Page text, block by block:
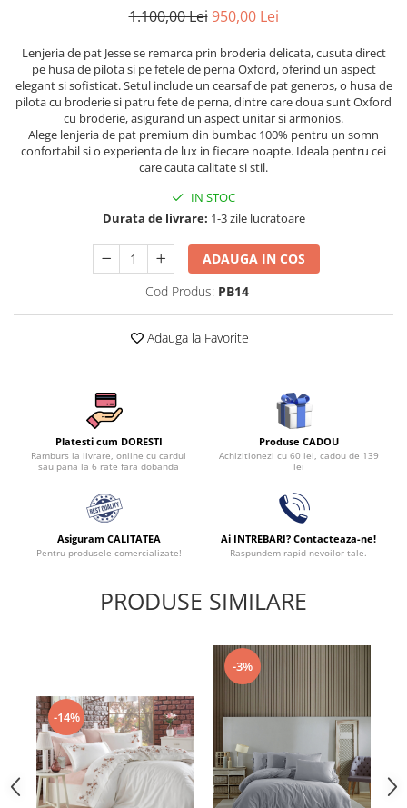
Piese, Cu Pilota Inclusa
Lenjerii De Pat Premium Collection
Set Lenjerie De Pat, 7 Piese, Cu
Pilota / Cuvertura Inclusa
Set Lenjerie De Pat Jacquard Regal,
11 Piese, Cuvertura Inclusa
Lenjerii Damasc Egiptean King Size
Lenjerii De Pat, Finet Premium, 1
Lenjerii De Pat Damasc 1 Persoana
Lenjerii De Pat, Imprimeu 3D, 1
1.100,00 Lei 950,00 Lei
Lenjeria de pat Jesse se remarca prin broderia delicata, cusuta direct
pe husa de pilota si pe fetele de perna Oxford, oferind un aspect
elegant si sofisticat. Setul include un cearsaf de pat generos, o husa de
pilota cu broderie si patru fete de perna, dintre care doua sunt Oxford
cu broderie, asigurand un aspect unitar si armonios.
Alege lenjeria de pat premium din bumbac 100% pentru un somn
confortabil si o experienta de lux in fiecare noapte. Ideala pentru cei
care cauta calitate si stil.
IN STOC
Durata de livrare: 1-3 zile lucratoare
ADAUGA IN COS
Cod Produs: PB14
Adauga la Favorite
Platesti cum DORESTI
Ramburs la livrare, online cu cardul
sau pana la 6 rate fara dobanda
Produse CADOU
Achizitionezi cu 60 lei, cadou de 139
lei
Asiguram CALITATEA
Pentru produsele comercializate!
Ai INTREBARI? Contacteaza-ne!
Raspundem rapid nevoilor tale.
PRODUSE SIMILARE
-14%
-3%